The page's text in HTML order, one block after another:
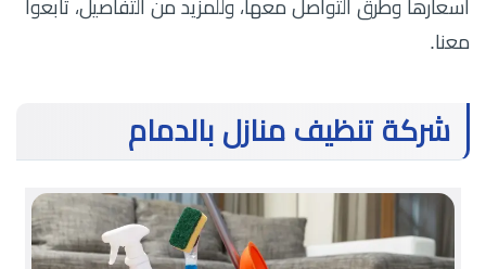
أسعارها وطرق التواصل معها، وللمزيد من التفاصيل، تابعوا
معنا.
شركة تنظيف منازل بالدمام